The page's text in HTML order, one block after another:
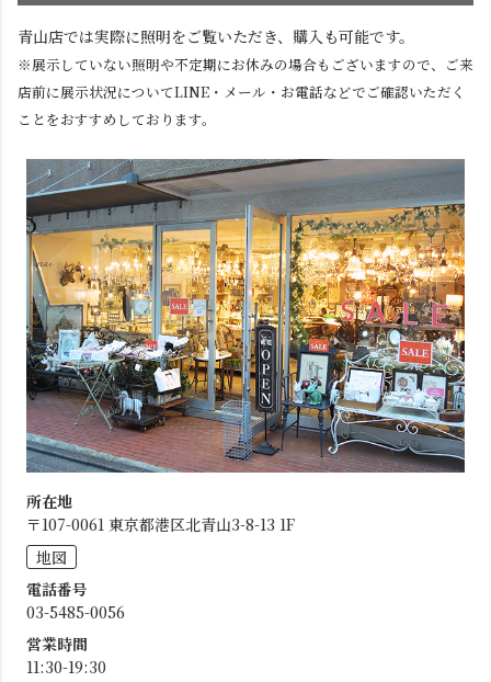
青山店では実際に照明をご覧いただき、購入も可能です。
※展示していない照明や不定期にお休みの場合もございますので、ご来
店前に展示状況についてLINE・メール・お電話などでご確認いただく
ことをおすすめしております。
所在地
〒107-0061 東京都港区北青山3-8-13 1F
地図
電話番号
03-5485-0056
営業時間
11:30-19:30